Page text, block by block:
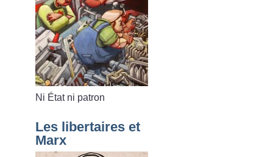
Ni État ni patron
Les libertaires et
Marx